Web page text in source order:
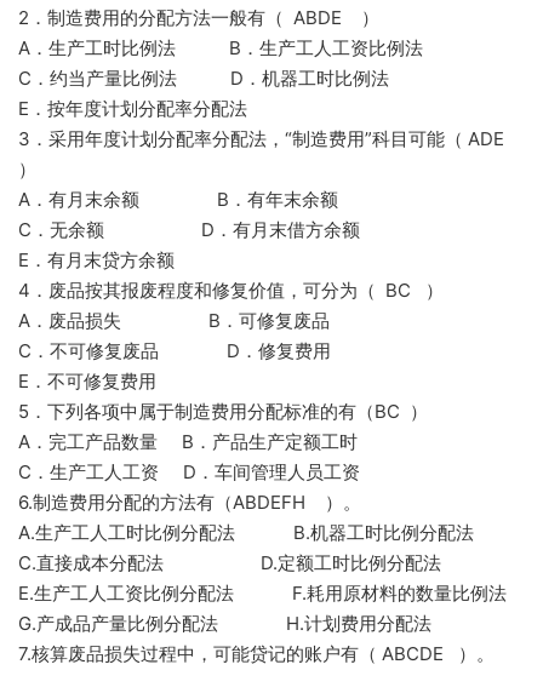
2．制造费用的分配方法一般有（ ABDE ）
A．生产工时比例法 B．生产工人工资比例法
C．约当产量比例法 D．机器工时比例法
E．按年度计划分配率分配法
3．采用年度计划分配率分配法，“制造费用”科目可能（ ADE
）
A．有月末余额 B．有年末余额
C．无余额 D．有月末借方余额
E．有月末贷方余额
4．废品按其报废程度和修复价值，可分为（ BC ）
A．废品损失 B．可修复废品
C．不可修复废品 D．修复费用
E．不可修复费用
5．下列各项中属于制造费用分配标准的有（BC ）
A．完工产品数量 B．产品生产定额工时
C．生产工人工资 D．车间管理人员工资
6.制造费用分配的方法有（ABDEFH ）。
A.生产工人工时比例分配法 B.机器工时比例分配法
C.直接成本分配法 D.定额工时比例分配法
E.生产工人工资比例分配法 F.耗用原材料的数量比例法
G.产成品产量比例分配法 H.计划费用分配法
7.核算废品损失过程中，可能贷记的账户有（ ABCDE ）。